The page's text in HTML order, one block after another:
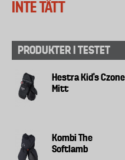
INTE TÄTT
PRODUKTER I TESTET
Hestra Kid's Czone
Mitt
Kombi The
Softlamb